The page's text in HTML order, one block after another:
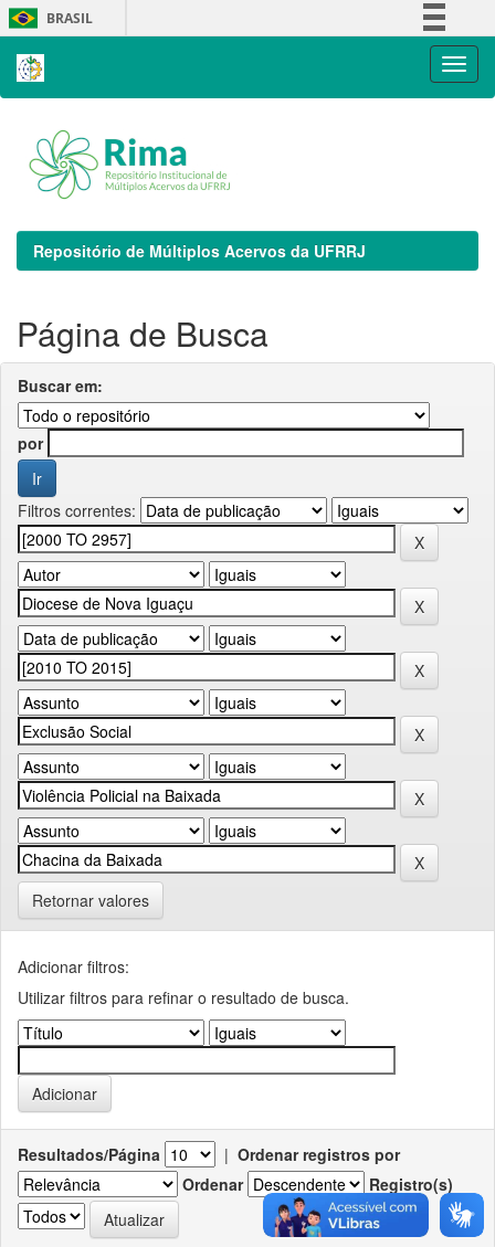
Skip
navigation
BRASIL
Repositório de Múltiplos Acervos da UFRRJ
Página de Busca
Buscar em:
por
Filtros correntes:
Retornar valores
Adicionar filtros:
Utilizar filtros para refinar o resultado de busca.
Resultados/Página | Ordenar registros por
Ordenar
Registro(s)